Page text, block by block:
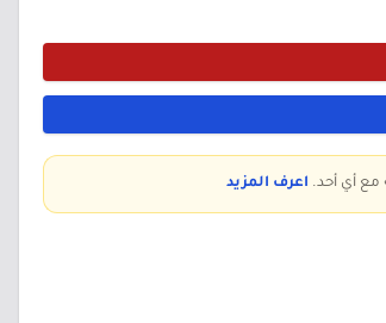
مع أي أحد. اعرف المزيد